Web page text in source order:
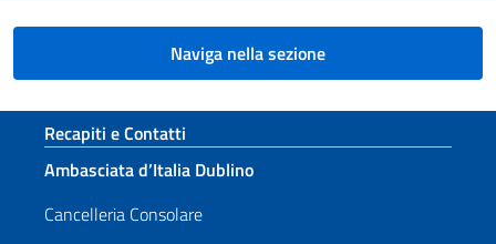
Naviga nella sezione
Sezione footer
Recapiti e Contatti
Ambasciata d’Italia Dublino
Cancelleria Consolare